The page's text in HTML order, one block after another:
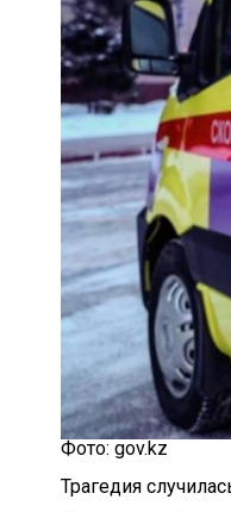
Фото: gov.kz
Трагедия